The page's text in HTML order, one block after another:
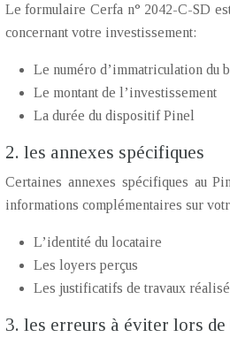
Le formulaire Cerfa n° 2042-C-SD
concernant votre investissement:
Le numéro d’immatriculation du
Le montant de l’investissement
La durée du dispositif Pinel
2. les annexes spécifiques
Certaines annexes spécifiques au
informations complémentaires sur
L’identité du locataire
Les loyers perçus
Les justificatifs de travaux
3. les erreurs à éviter lors